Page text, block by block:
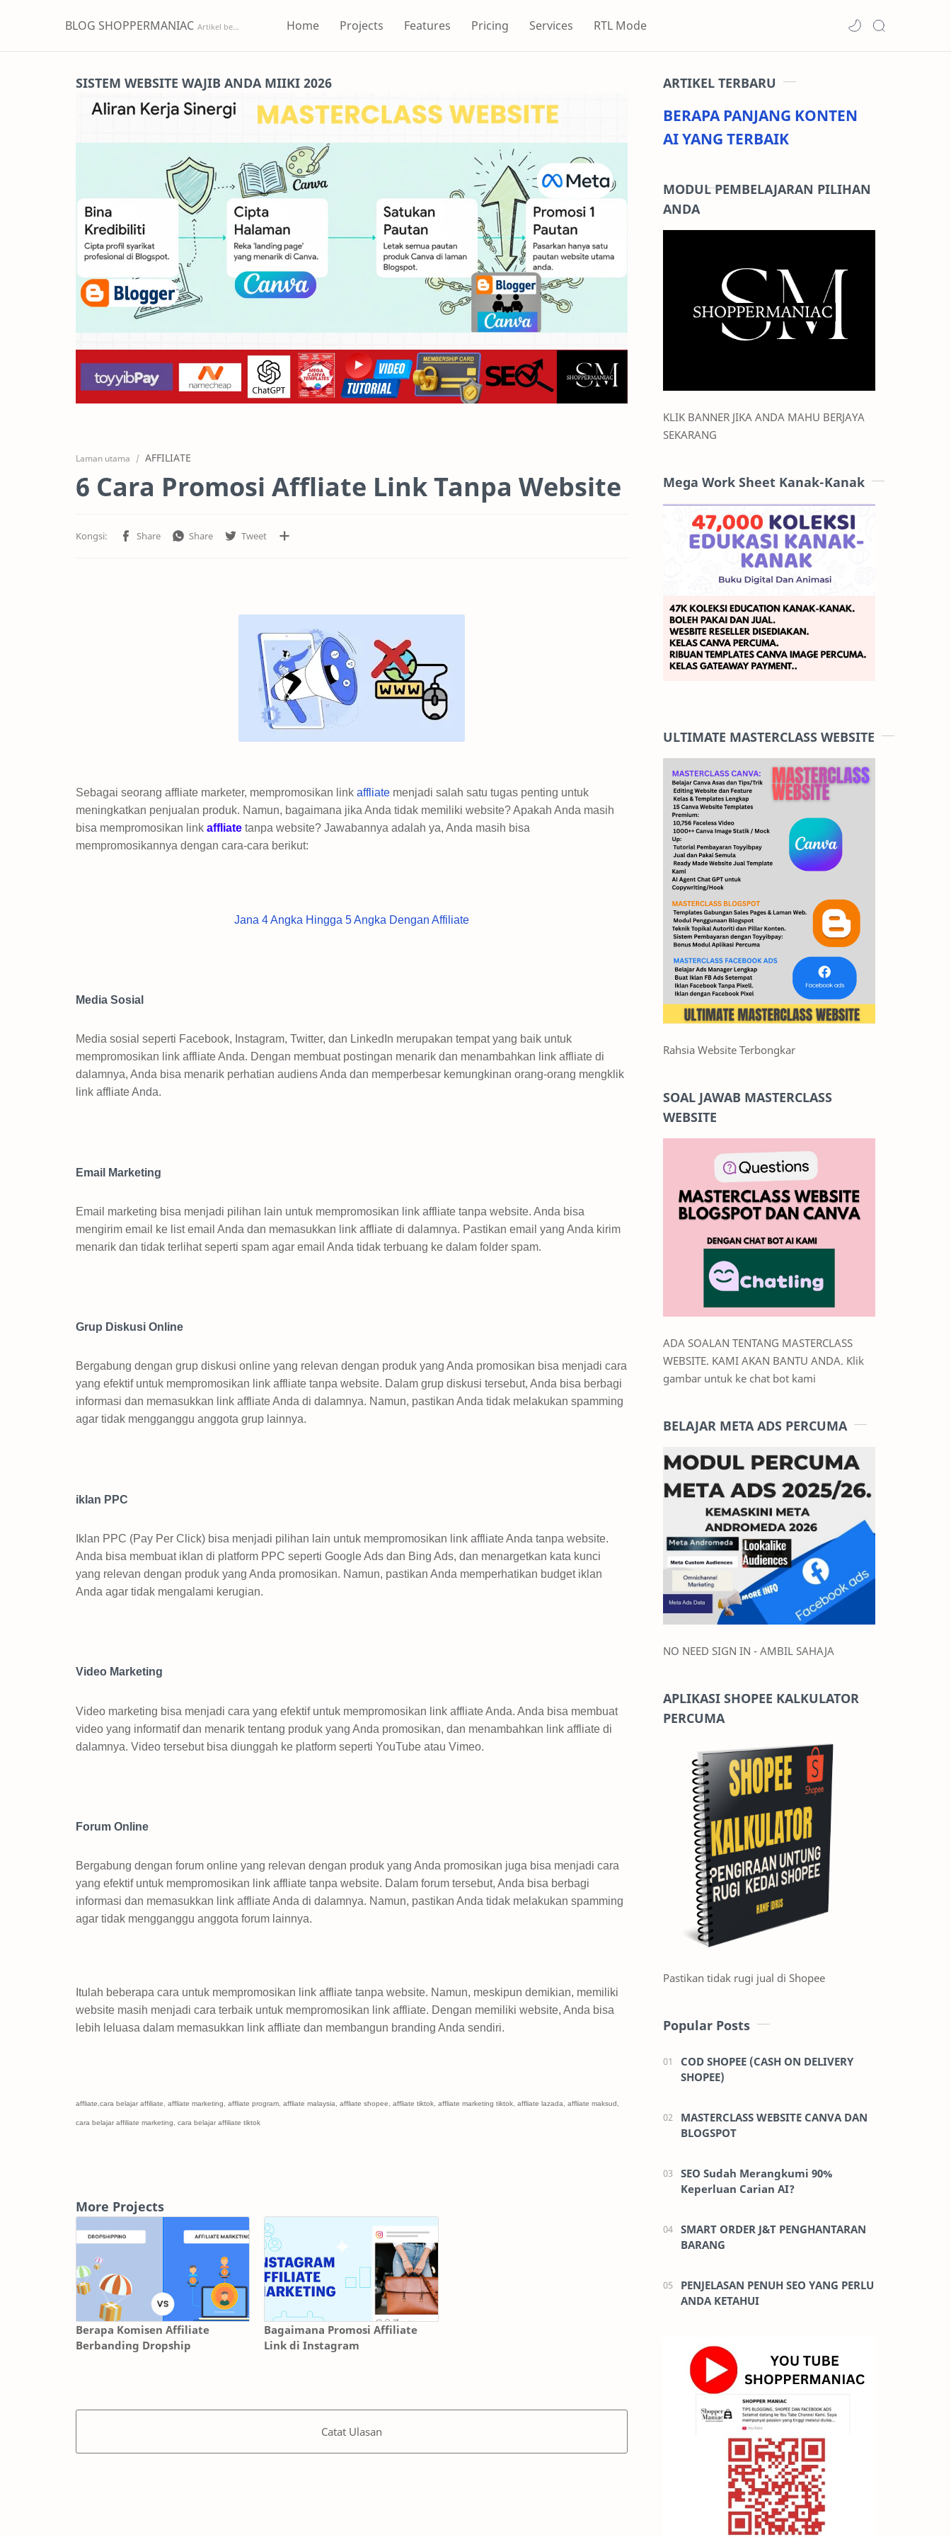
BLOG SHOPPERMANIAC Home Projects Features Pricing Services RTL Mode
SISTEM WEBSITE WAJIB ANDA MIIKI 2026
Laman utama AFFILIATE
6 Cara Promosi Affliate Link Tanpa Website
Sebagai seorang affliate marketer, mempromosikan link affliate menjadi salah satu tugas penting untuk
meningkatkan penjualan produk. Namun, bagaimana jika Anda tidak memiliki website? Apakah Anda masih
bisa mempromosikan link affliate tanpa website? Jawabannya adalah ya, Anda masih bisa
mempromosikannya dengan cara-cara berikut:
Jana 4 Angka Hingga 5 Angka Dengan Affiliate
Media Sosial
Media sosial seperti Facebook, Instagram, Twitter, dan LinkedIn merupakan tempat yang baik untuk
mempromosikan link affliate Anda. Dengan membuat postingan menarik dan menambahkan link affliate di
dalamnya, Anda bisa menarik perhatian audiens Anda dan memperbesar kemungkinan orang-orang mengklik
link affliate Anda.
Email Marketing
Email marketing bisa menjadi pilihan lain untuk mempromosikan link affliate tanpa website. Anda bisa
mengirim email ke list email Anda dan memasukkan link affliate di dalamnya. Pastikan email yang Anda kirim
menarik dan tidak terlihat seperti spam agar email Anda tidak terbuang ke dalam folder spam.
Grup Diskusi Online
Bergabung dengan grup diskusi online yang relevan dengan produk yang Anda promosikan bisa menjadi cara
yang efektif untuk mempromosikan link affliate tanpa website. Dalam grup diskusi tersebut, Anda bisa berbagi
informasi dan memasukkan link affliate Anda di dalamnya. Namun, pastikan Anda tidak melakukan spamming
agar tidak mengganggu anggota grup lainnya.
iklan PPC
Iklan PPC (Pay Per Click) bisa menjadi pilihan lain untuk mempromosikan link affliate Anda tanpa website.
Anda bisa membuat iklan di platform PPC seperti Google Ads dan Bing Ads, dan menargetkan kata kunci
yang relevan dengan produk yang Anda promosikan. Namun, pastikan Anda memperhatikan budget iklan
Anda agar tidak mengalami kerugian.
Video Marketing
Video marketing bisa menjadi cara yang efektif untuk mempromosikan link affliate Anda. Anda bisa membuat
video yang informatif dan menarik tentang produk yang Anda promosikan, dan menambahkan link affliate di
dalamnya. Video tersebut bisa diunggah ke platform seperti YouTube atau Vimeo.
Forum Online
Bergabung dengan forum online yang relevan dengan produk yang Anda promosikan juga bisa menjadi cara
yang efektif untuk mempromosikan link affliate tanpa website. Dalam forum tersebut, Anda bisa berbagi
informasi dan memasukkan link affliate Anda di dalamnya. Namun, pastikan Anda tidak melakukan spamming
agar tidak mengganggu anggota forum lainnya.
Itulah beberapa cara untuk mempromosikan link affliate tanpa website. Namun, meskipun demikian, memiliki
website masih menjadi cara terbaik untuk mempromosikan link affliate. Dengan memiliki website, Anda bisa
lebih leluasa dalam memasukkan link affliate dan membangun branding Anda sendiri.
affliate,cara belajar affiliate, affliate marketing, affliate program, affliate malaysia, affliate shopee, affliate tiktok, affliate marketing tiktok, affliate lazada, affliate maksud,
cara belajar affiliate marketing, cara belajar affiliate tiktok
More Projects
Berapa Komisen Affiliate
Berbanding Dropship
Bagaimana Promosi Affiliate
Link di Instagram
Catat Ulasan
ARTIKEL TERBARU
BERAPA PANJANG KONTEN
AI YANG TERBAIK
MODUL PEMBELAJARAN PILIHAN
ANDA
KLIK BANNER JIKA ANDA MAHU BERJAYA
SEKARANG
Mega Work Sheet Kanak-Kanak
ULTIMATE MASTERCLASS WEBSITE
Rahsia Website Terbongkar
SOAL JAWAB MASTERCLASS
WEBSITE
ADA SOALAN TENTANG MASTERCLASS
WEBSITE. KAMI AKAN BANTU ANDA. Klik
gambar untuk ke chat bot kami
BELAJAR META ADS PERCUMA
NO NEED SIGN IN - AMBIL SAHAJA
APLIKASI SHOPEE KALKULATOR
PERCUMA
Pastikan tidak rugi jual di Shopee
Popular Posts
COD SHOPEE (CASH ON DELIVERY
SHOPEE)
MASTERCLASS WEBSITE CANVA DAN
BLOGSPOT
SEO Sudah Merangkumi 90%
Keperluan Carian AI?
SMART ORDER J&T PENGHANTARAN
BARANG
PENJELASAN PENUH SEO YANG PERLU
ANDA KETAHUI